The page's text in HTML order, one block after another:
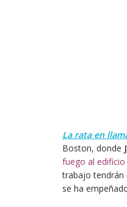
La rata en
Boston, donde
fuego al edificio
trabajo tendrán
se ha